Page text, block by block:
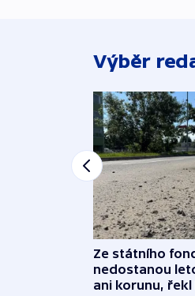
Výběr
Ze státního
nedostanou
ani korunu, řekl